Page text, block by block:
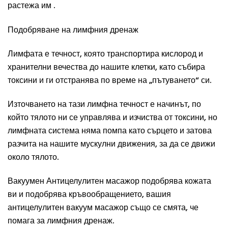
растежа им .
Подобряване на лимфния дренаж
Лимфата е течност, която транспортира кислород и
хранителни вечества до нашите клетки, като събира
токсини и ги отстранява по време на „пътуването“ си.
Източването на тази лимфна течност е начинът, по
който тялото ни се управлява и изчиства от токсини, но
лимфната система няма помпа като сърцето и затова
разчита на нашите мускулни движения, за да се движи
около тялото.
Вакуумен Антицелулитен масажор подобрява кожата
ви и подобрява кръвообращението, вашия
антицелулитен вакуум масажор също се смята, че
помага за лимфния дренаж.